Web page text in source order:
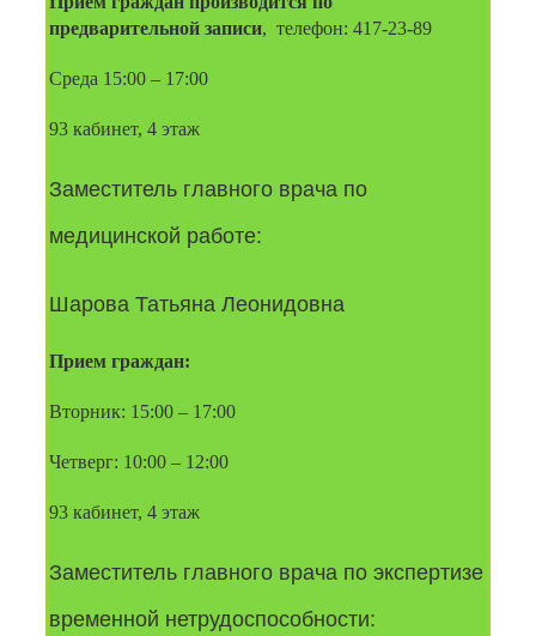
предварительной записи,  телефон: 417-23-89
Среда 15:00 – 17:00
93 кабинет, 4 этаж
Заместитель главного врача по
медицинской работе:
Шарова Татьяна Леонидовна
Прием граждан:
Вторник: 15:00 – 17:00
Четверг: 10:00 – 12:00
93 кабинет, 4 этаж
Заместитель главного врача по экспертизе
временной нетрудоспособности: